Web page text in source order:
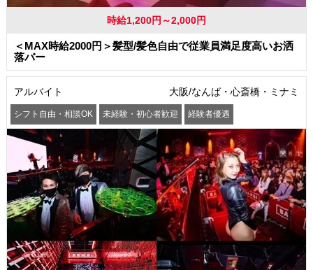
時給1,200円～2,000円
＜MAX時給2000円＞髪型/髪色自由で従業員満足度高いお洒
落バー
アルバイト 大阪/なんば・心斎橋・ミナミ
シフト自由・相談OK 未経験・初心者歓迎 経験者優遇
駅から徒歩5分以内 交通費支給 社員登用あり